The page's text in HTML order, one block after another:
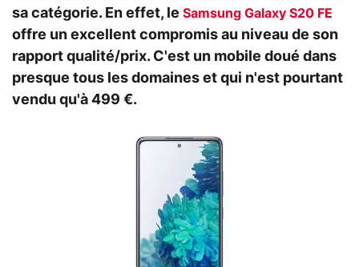
sa catégorie. En effet, le Samsung Galaxy S20 FE
offre un excellent compromis au niveau de son
rapport qualité/prix. C'est un mobile doué dans
presque tous les domaines et qui n'est pourtant
vendu qu'à 499 €.